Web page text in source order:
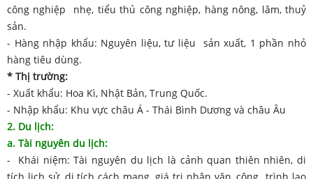
công nghiệp nhẹ, tiểu thủ công nghiệp, hàng nông, lâm, thuỷ
sản.
- Hàng nhập khẩu: Nguyên liệu, tư liệu sản xuất, 1 phần nhỏ
hàng tiêu dùng.
* Thị trường:
- Xuất khẩu: Hoa Kì, Nhật Bản, Trung Quốc.
- Nhập khẩu: Khu vực châu Á - Thái Bình Dương và châu Âu
2. Du lịch:
a. Tài nguyên du lịch:
- Khái niệm: Tài nguyên du lịch là cảnh quan thiên nhiên, di